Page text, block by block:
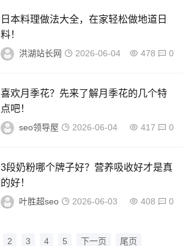
日本料理做法大全，在家轻松做地道日
料！
洪湖站长网 2026-06-04 478 0
喜欢月季花？先来了解月季花的几个特
点吧！
seo领导屋 2026-06-04 417 0
3段奶粉哪个牌子好？营养吸收好才是真
的好！
叶胜超seo 2026-06-03 408 0
2 3 4 5 下一页 尾页